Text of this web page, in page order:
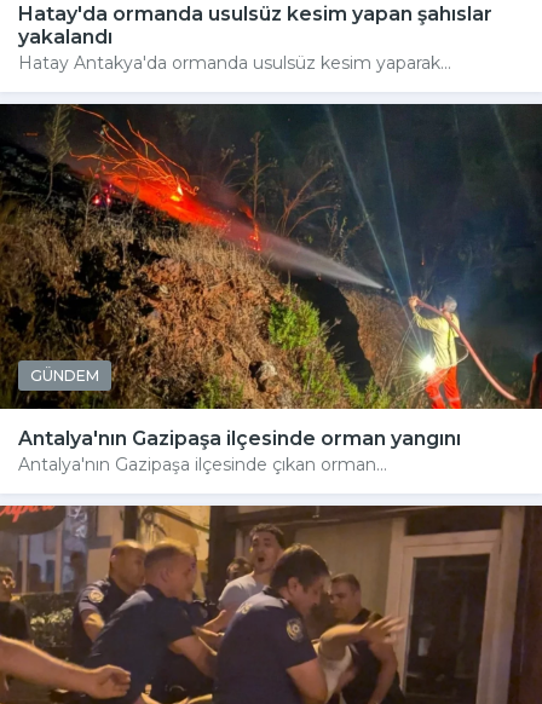
Hatay'da ormanda usulsüz kesim yapan şahıslar
yakalandı
Hatay Antakya'da ormanda usulsüz kesim yaparak...
GÜNDEM
Antalya'nın Gazipaşa ilçesinde orman yangını
Antalya'nın Gazipaşa ilçesinde çıkan orman...